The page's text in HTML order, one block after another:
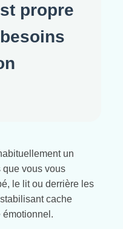
propre
un
que vous vous
le lit ou derrière les
cache
émotionnel.